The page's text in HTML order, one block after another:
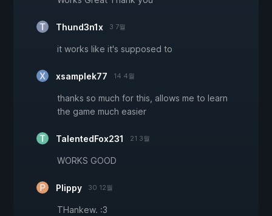
Thund3n1x 3 7월
it works like it's supposed to
xsamplek77 14 4월
thanks so much for this, allows me to learn
the game much easier
TalentedFox231 21 3월
WORKS GOOD
Plippy 30 12월
THankew. :3